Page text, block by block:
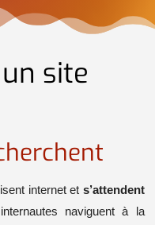
site
internet et s’attendent
naviguent à la